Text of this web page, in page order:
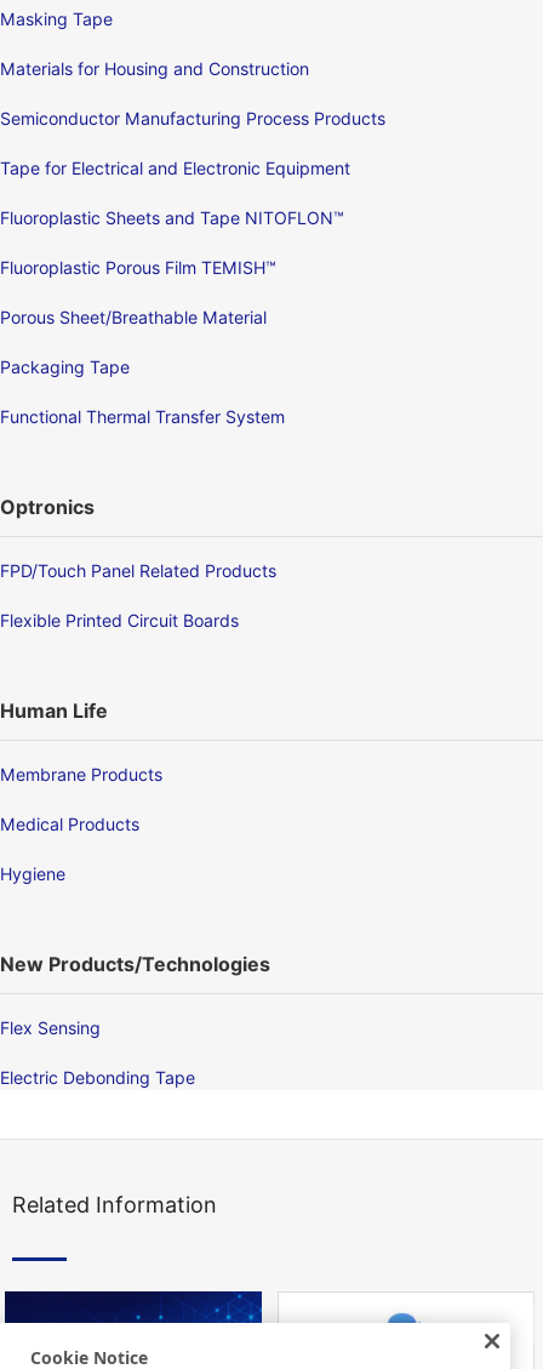
Masking Tape
Materials for Housing and Construction
Semiconductor Manufacturing Process Products
Tape for Electrical and Electronic Equipment
Fluoroplastic Sheets and Tape NITOFLON™
Fluoroplastic Porous Film TEMISH™
Porous Sheet/Breathable Material
Packaging Tape
Functional Thermal Transfer System
Optronics
FPD/Touch Panel Related Products
Flexible Printed Circuit Boards
Human Life
Membrane Products
Medical Products
Hygiene
New Products/Technologies
Flex Sensing
Electric Debonding Tape
Related Information
Cookie Notice